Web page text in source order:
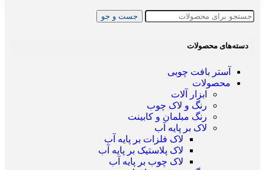
جست و جو
دسته‌های محصولات
آستر بافت چوبی
محصولات
ابزار آلات
رنگ و لاک چوب
رنگ مبلمان و کابینت
لاک بر پایه آب
لاک فلزات بر پایه آب
لاک پلاستیک بر پایه آب
لاک چوب بر پایه آب